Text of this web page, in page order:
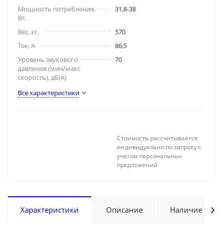
Мощность потребления,
Вт.
31,8-38
Вес, кг.
570
Ток, А
86,5
Уровень звукового
давления (мин/макс
скорость), дБ(A)
70
Все характеристики
Стоимость рассчитывается
индивидуально по запросу с
учетом персональных
предложений
Характеристики Описание Наличие